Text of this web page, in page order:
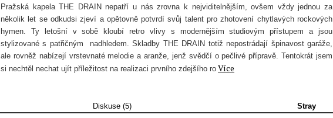
Pražská kapela THE DRAIN nepatří u nás zrovna k nejviditelnějším, ovšem vždy jednou za
několik let se odkudsi zjeví a opětovně potvrdí svůj talent pro zhotovení chytlavých rockových
hymen. Ty letošní v sobě kloubí retro vlivy s modernějším studiovým přístupem a jsou
stylizované s patřičným nadhledem. Skladby THE DRAIN totiž nepostrádají špinavost garáže,
ale rovněž nabízejí vrstevnaté melodie a aranže, jenž svědčí o pečlivé přípravě. Tentokrát jsem
si nechtěl nechat ujít příležitost na realizaci prvního zdejšího ro Více
Diskuse (5) Stray